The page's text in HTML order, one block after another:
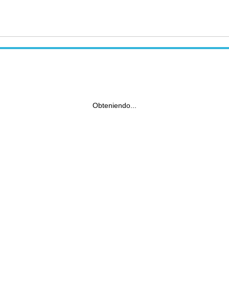
Obteniendo...